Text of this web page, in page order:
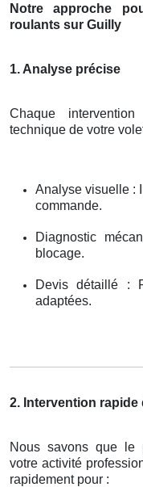
Notre approche
roulants sur Guilly
1. Analyse précise
Chaque
technique de votre
Analyse visuelle :
commande.
Diagnostic
blocage.
Devis détaillé :
adaptées.
2. Intervention
Nous savons que le
votre activité
rapidement pour :